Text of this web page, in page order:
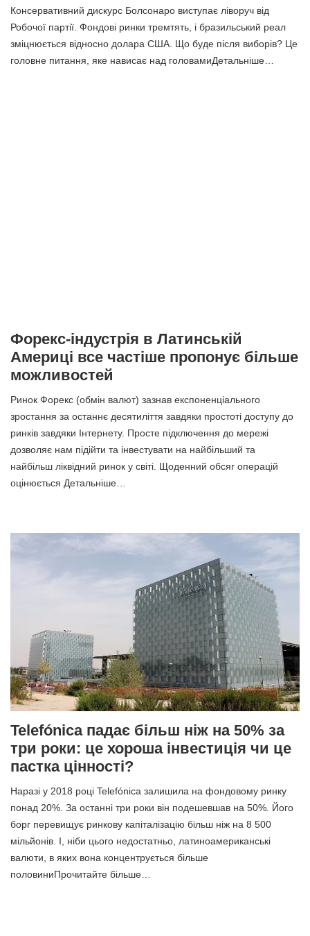
Консервативний дискурс Болсонаро виступає ліворуч від
Робочої партії. Фондові ринки тремтять, і бразильський реал
зміцнюється відносно долара США. Що буде після виборів? Це
головне питання, яке нависає над головамиДетальніше…
Форекс-індустрія в Латинській
Америці все частіше пропонує більше
можливостей
Ринок Форекс (обмін валют) зазнав експоненціального
зростання за останнє десятиліття завдяки простоті доступу до
ринків завдяки Інтернету. Просте підключення до мережі
дозволяє нам підійти та інвестувати на найбільший та
найбільш ліквідний ринок у світі. Щоденний обсяг операцій
оцінюється Детальніше…
Telefónica падає більш ніж на 50% за
три роки: це хороша інвестиція чи це
пастка цінності?
Наразі у 2018 році Telefónica залишила на фондовому ринку
понад 20%. За останні три роки він подешевшав на 50%. Його
борг перевищує ринкову капіталізацію більш ніж на 8 500
мільйонів. І, ніби цього недостатньо, латиноамериканські
валюти, в яких вона концентрується більше
половиниПрочитайте більше…